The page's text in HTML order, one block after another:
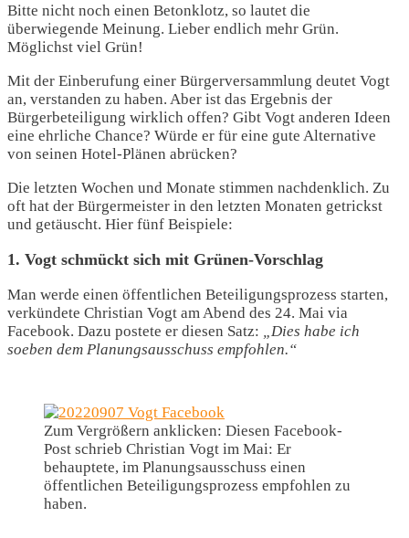
Bitte nicht noch einen Betonklotz, so lautet die
überwiegende Meinung. Lieber endlich mehr Grün.
Möglichst viel Grün!
Mit der Einberufung einer Bürgerversammlung deutet Vogt
an, verstanden zu haben. Aber ist das Ergebnis der
Bürgerbeteiligung wirklich offen? Gibt Vogt anderen Ideen
eine ehrliche Chance? Würde er für eine gute Alternative
von seinen Hotel-Plänen abrücken?
Die letzten Wochen und Monate stimmen nachdenklich. Zu
oft hat der Bürgermeister in den letzten Monaten getrickst
und getäuscht. Hier fünf Beispiele:
1. Vogt schmückt sich mit Grünen-Vorschlag
Man werde einen öffentlichen Beteiligungsprozess starten,
verkündete Christian Vogt am Abend des 24. Mai via
Facebook. Dazu postete er diesen Satz: „Dies habe ich
soeben dem Planungsausschuss empfohlen.“
Zum Vergrößern anklicken: Diesen Facebook-
Post schrieb Christian Vogt im Mai: Er
behauptete, im Planungsausschuss einen
öffentlichen Beteiligungsprozess empfohlen zu
haben.